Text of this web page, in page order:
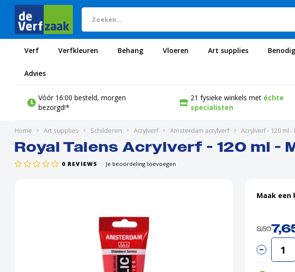
Verf Verfkleuren Behang Vloeren Art supplies
Advies
Vóór 16:00 besteld, morgen
bezorgd!*
21 fysieke winkels met échte
specialisten
Home Art supplies Schilderen Acrylverf Amsterdam acrylverf Acrylverf - 120 ml
Royal Talens Acrylverf - 120 ml -
0 REVIEWS Je beoordeling toevoegen
Maak een
8,50